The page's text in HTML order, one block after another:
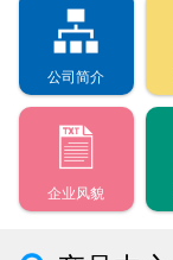
公司简介
企业风貌